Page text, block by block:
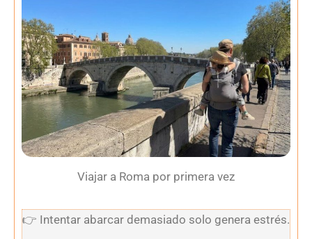
Viajar a Roma por primera vez
👉 Intentar abarcar demasiado solo genera estrés.